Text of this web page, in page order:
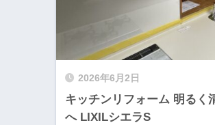
2026年6月2日
キッチンリフォーム 明るく
へ LIXILシエラS